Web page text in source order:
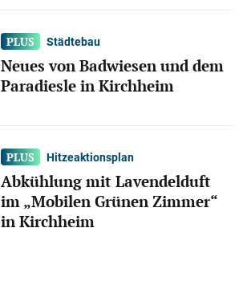
Städtebau
Neues von Badwiesen und dem
Paradiesle in Kirchheim
Hitzeaktionsplan
Abkühlung mit Lavendelduft
im „Mobilen Grünen Zimmer“
in Kirchheim